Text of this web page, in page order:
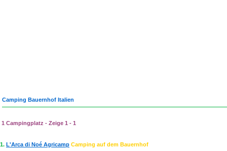
Camping Bauernhof Italien
1 Campingplatz - Zeige 1 - 1
1. L'Arca di Noé Agricamp Camping auf dem Bauernhof